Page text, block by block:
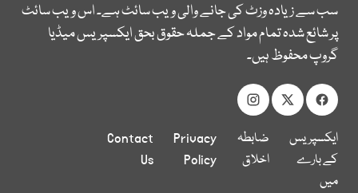
سب سے زیادہ وزٹ کی جانے والی ویب سائٹ ہے۔ اس ویب سائٹ
پر شائع شدہ تمام مواد کے جملہ حقوق بحق ایکسپریس میڈیا
گروپ محفوظ ہیں۔
ایکسپریس
کے بارے
میں
ضابطہ
اخلاق
Privacy
Policy
Contact
Us